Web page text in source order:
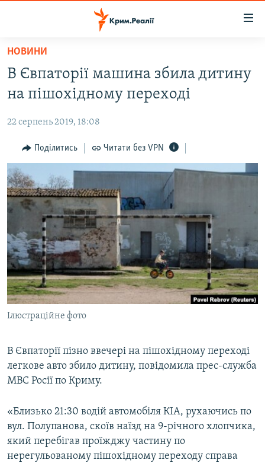
Перейти
основного
матеріалу
до
навігації
Перейти
до
пошуку
ПОЛІТИКА
БЛОГИ
ПОГЛЯД
ІНТЕРВ'Ю
ВСЕ ЗА ДЕНЬ
СПЕЦПРОЕКТИ
ДЕПОРТАЦІЯ
ВІДЕОУРОКИ «ELIFBE»
СВІДЧЕННЯ ОКУПАЦІЇ
УКРАЇНСЬКА ПРОБЛЕМА КРИМУ
ЯК ОБІЙТИ БЛОКУВАННЯ
Русский
Qırımtatar
НОВИНИ
В Євпаторії машина збила дитину
на пішохідному переході
22 серпень 2019, 18:08
Поділитись Читати без VPN
Ілюстраційне фото
В Євпаторії пізно ввечері на пішохідному переході
легкове авто збило дитину, повідомила прес-служба
МВС Росії по Криму.
«Близько 21:30 водій автомобіля КІА, рухаючись по
вул. Полупанова, скоїв наїзд на 9-річного хлопчика,
який перебігав проїжджу частину по
нерегульованому пішохідному переходу справа